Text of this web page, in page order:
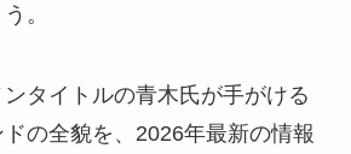
。
タイトルの青木氏が手がける
の全貌を、2026年最新の情報